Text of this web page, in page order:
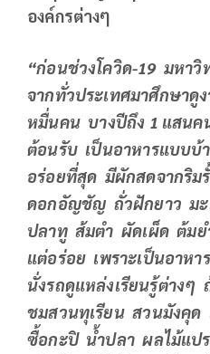
องค์กรต่างๆ
“ก่อนช่วงโควิด-19 มหาวิ
จากทั่วประเทศมาศึกษา
หมื่นคน บางปีถึง 1 แสนค
ต้อนรับ เป็นอาหารแบบ
อร่อยที่สุด มีผักสดจากริม
ดอกอัญชัญ ถั่วฝักยาว มะ
ปลาทู ส้มตำ ผัดเผ็ด ต้ม
แต่อร่อย เพราะเป็นอาห
นั่งรถดูแหล่งเรียนรู้ต่างๆ
ชมสวนทุเรียน สวนมังคุด
ซื้อกะปิ น้ำปลา ผลไม้แป